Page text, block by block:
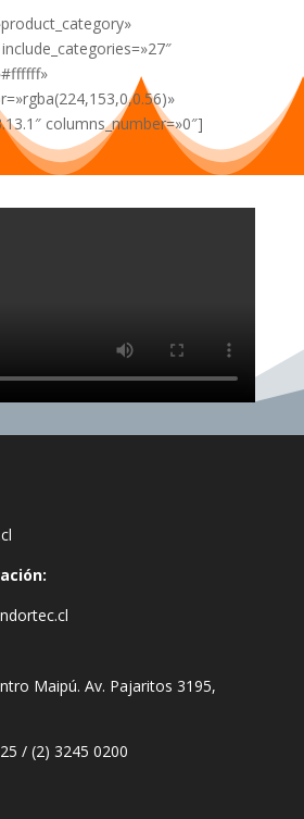
columns_number=»0″]
Maipú. Av. Pajaritos 3195,
/ (2) 3245 0200